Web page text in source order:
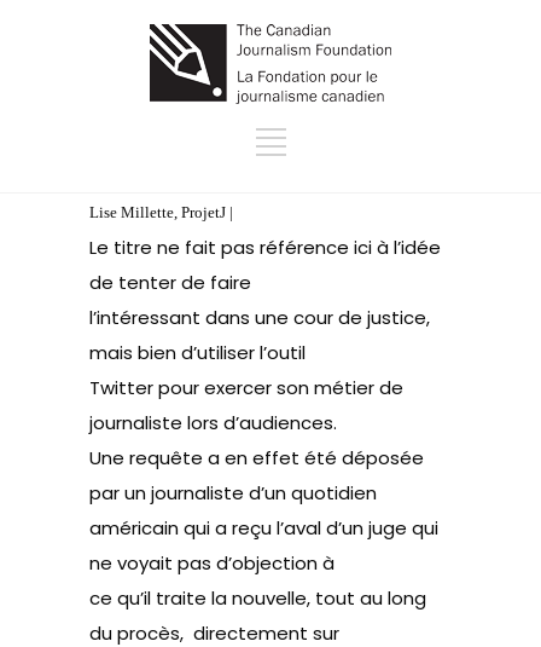
Lise Millette, ProjetJ |
Le titre ne fait pas référence ici à l’idée
de tenter de faire
l’intéressant dans une cour de justice,
mais bien d’utiliser l’outil
Twitter pour exercer son métier de
journaliste lors d’audiences.
Une requête a en effet été déposée
par un journaliste d’un quotidien
américain qui a reçu l’aval d’un juge qui
ne voyait pas d’objection à
ce qu’il traite la nouvelle, tout au long
du procès, directement sur